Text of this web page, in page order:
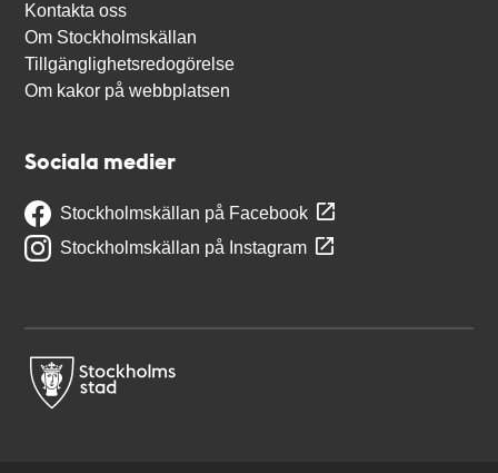
Kontakta oss
Om Stockholmskällan
Tillgänglighetsredogörelse
Om kakor på webbplatsen
Sociala medier
Stockholmskällan på Facebook
Stockholmskällan på Instagram